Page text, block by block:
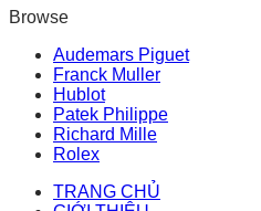
Browse
Audemars Piguet
Franck Muller
Hublot
Patek Philippe
Richard Mille
Rolex
TRANG CHỦ